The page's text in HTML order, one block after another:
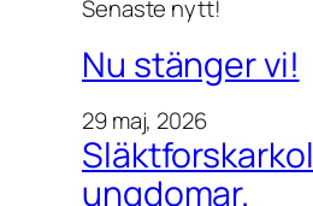
a
l
Senaste nytt!
Nu stänger vi!
29 maj, 2026
ungdomar.